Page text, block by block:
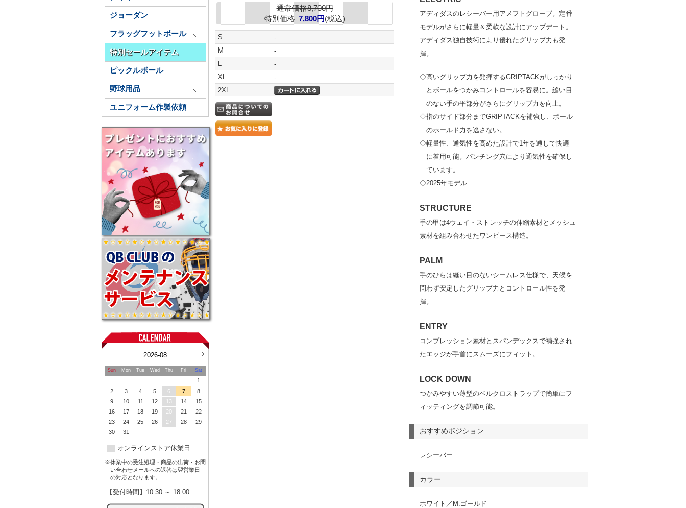
ジョーダン
フラッグフットボール
特別セールアイテム
ピックルボール
野球用品
ユニフォーム作製依頼
2026-08
Sun Mon Tue Wed Thu Fri Sat
1
2
3 4 5 6 7
8
9
10 11 12 13 14
15
16
17 18 19 20 21
22
23
24 25 26 27 28
29
30
31
オンラインストア休業日
※休業中の受注処理・商品の出荷・お問
い合わせメールへの返答は翌営業日
の対応となります。
【受付時間】10:30 ～ 18:00
アディダスのレシーバー用アメフトグローブ。定番
モデルがさらに軽量＆柔軟な設計にアップデート。
アディダス独自技術により優れたグリップ力も発
揮。
◇高いグリップ力を発揮するGRIPTACKがしっかり
とボールをつかみコントロールを容易に。縫い目
のない手の平部分がさらにグリップ力を向上。
◇指のサイド部分までGRIPTACKを補強し、ボール
のホールド力を逃さない。
◇軽量性、通気性を高めた設計で1年を通して快適
に着用可能。パンチング穴により通気性を確保し
ています。
◇2025年モデル
STRUCTURE
手の甲は4ウェイ・ストレッチの伸縮素材とメッシュ
素材を組み合わせたワンピース構造。
PALM
手のひらは縫い目のないシームレス仕様で、天候を
問わず安定したグリップ力とコントロール性を発
揮。
ENTRY
コンプレッション素材とスパンデックスで補強され
たエッジが手首にスムーズにフィット。
LOCK DOWN
つかみやすい薄型のベルクロストラップで簡単にフ
ィッティングを調節可能。
おすすめポジション
レシーバー
カラー
ホワイト／M.ゴールド
通常価格8,700円
特別価格 7,800円(税込)
S
-
M
-
L
-
XL
-
2XL